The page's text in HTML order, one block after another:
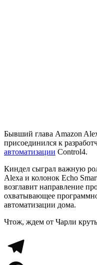
Бывший глава Amazon
присоединился к
автоматизации Control4.
Киндел сыграл важную
Alexa и колонок Echo
возглавит направление
охватывающее
автоматизации дома.
Чтож, ждем от Чарли